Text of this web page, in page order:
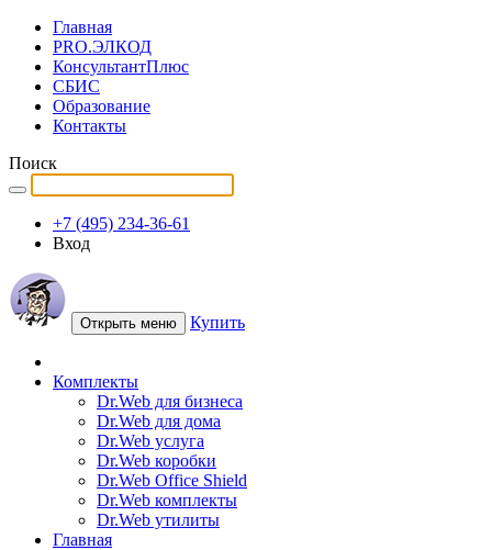
Главная
PRO.ЭЛКОД
КонсультантПлюс
СБИС
Образование
Контакты
Поиск
+7 (495) 234-36-61
Вход
Открыть меню Купить
Комплекты
Dr.Web для бизнеса
Dr.Web для дома
Dr.Web услуга
Dr.Web коробки
Dr.Web Office Shield
Dr.Web комплекты
Dr.Web утилиты
Главная